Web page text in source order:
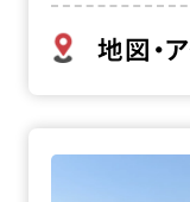
地図・